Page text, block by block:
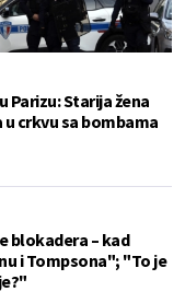
Parizu: Starija žena
u crkvu sa bombama
blokadera – kad
i Tompsona"; "To je